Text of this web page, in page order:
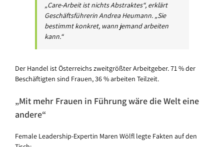
„Care-Arbeit ist nichts Abstraktes“, erklärt
Geschäftsführerin Andrea Heumann. „Sie
bestimmt konkret, wann jemand arbeiten
kann.“
Der Handel ist Österreichs zweitgrößter Arbeitgeber. 71 % der
Beschäftigten sind Frauen, 36 % arbeiten Teilzeit.
„Mit mehr Frauen in Führung wäre die Welt eine
andere“
Female Leadership-Expertin Maren Wölfl legte Fakten auf den